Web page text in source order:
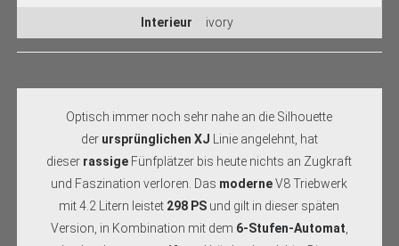
Interieur ivory
Optisch immer noch sehr nahe an die Silhouette
der ursprünglichen XJ Linie angelehnt, hat
dieser rassige Fünfplätzer bis heute nichts an Zugkraft
und Faszination verloren. Das moderneV8 Triebwerk
mit 4.2 Litern leistet 298 PS und gilt in dieser späten
Version, in Kombination mit dem 6-Stufen-Automat